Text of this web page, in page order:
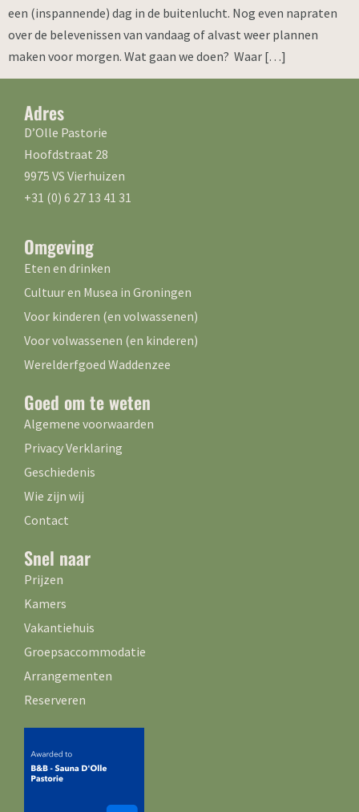
een (inspannende) dag in de buitenlucht. Nog even napraten
over de belevenissen van vandaag of alvast weer plannen
maken voor morgen. Wat gaan we doen? Waar […]
Adres
D’Olle Pastorie
Hoofdstraat 28
9975 VS Vierhuizen
+31 (0) 6 27 13 41 31
Omgeving
Eten en drinken
Cultuur en Musea in Groningen
Voor kinderen (en volwassenen)
Voor volwassenen (en kinderen)
Werelderfgoed Waddenzee
Goed om te weten
Algemene voorwaarden
Privacy Verklaring
Geschiedenis
Wie zijn wij
Contact
Snel naar
Prijzen
Kamers
Vakantiehuis
Groepsaccommodatie
Arrangementen
Reserveren